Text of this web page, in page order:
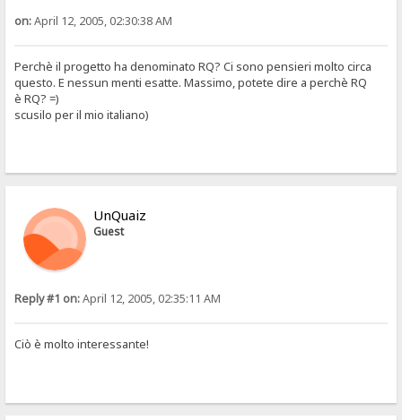
on:April 12, 2005, 02:30:38 AM
Perchè il progetto ha denominato RQ? Ci sono pensieri molto circa
questo. E nessun menti esatte. Massimo, potete dire a perchè RQ
è RQ? =)
scusilo per il mio italiano)
UnQuaiz
Guest
Reply #1 on:April 12, 2005, 02:35:11 AM
Ciò è molto interessante!